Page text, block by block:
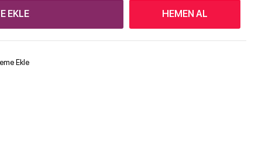
EKLE HEMEN AL
Ekle